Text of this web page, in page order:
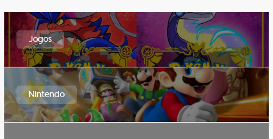
Jogos
Nintendo